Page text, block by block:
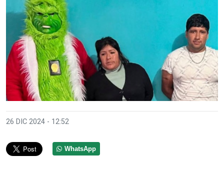
26 DIC 2024 - 12:52
WhatsApp